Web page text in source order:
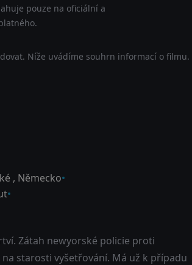
pouze na oficiální a
Níže uvádíme souhrn informací o filmu.
, Německo
Zátah newyorské policie proti
starosti vyšetřování. Má už k případu